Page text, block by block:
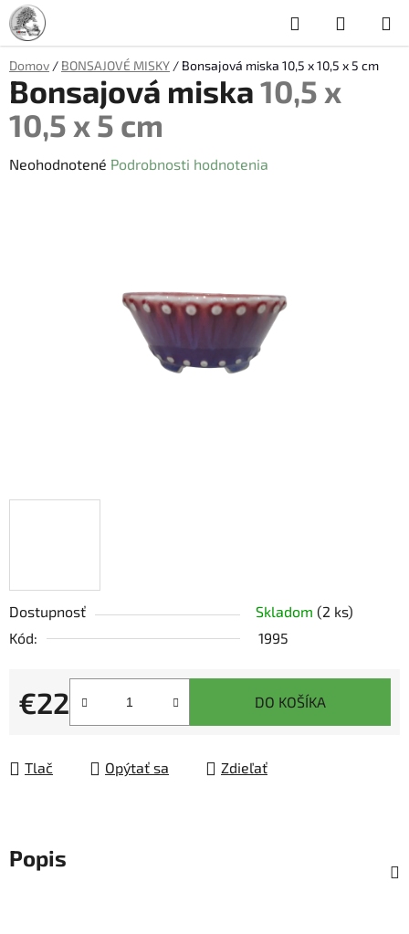
Prejsť
na
obsah
Hľadať
KOŠÍK
Domov / BONSAJOVÉ MISKY / Bonsajová miska 10,5 x 10,5 x 5 cm
Dostupnosť Skladom (2 ks)
Kód:
1995
€22
Jednotková cena:
DO KOŠÍKA
Tlač Opýtať sa Zdieľať
Bonsajová miska10,5 x
10,5 x 5 cm
Priemerné
Neohodnotené Podrobnosti hodnotenia
Popis